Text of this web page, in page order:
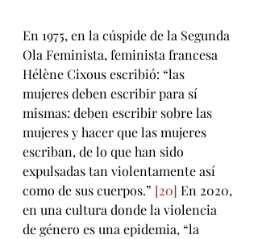
En 1975, en la cúspide de la Segunda
Ola Feminista, feminista francesa
Hélène Cixous escribió: “las
mujeres deben escribir para sí
mismas: deben escribir sobre las
mujeres y hacer que las mujeres
escriban, de lo que han sido
expulsadas tan violentamente así
como de sus cuerpos.” [20] En 2020,
en una cultura donde la violencia
de género es una epidemia, “la